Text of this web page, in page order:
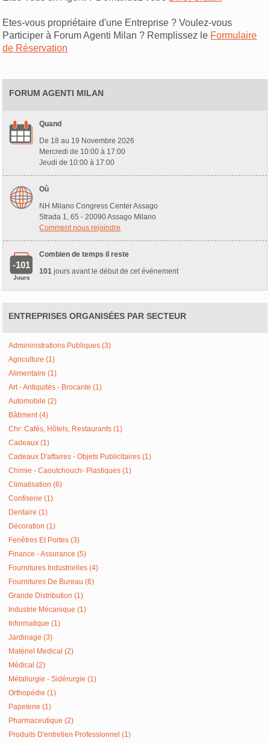
Etes-vous propriétaire d'une Entreprise ? Voulez-vous
Participer à Forum Agenti Milan ? Remplissez le Formulaire
de Réservation
FORUM AGENTI MILAN
Quand
De 18 au 19 Novembre 2026
Mercredi de 10:00 à 17:00
Jeudi de 10:00 à 17:00
Où
NH Milano Congress Center Assago
Strada 1, 65 - 20090 Assago Milano
Comment nous rejoindre
-101
Jours
Combien de temps il reste
101 jours avant le début de cet événement
ENTREPRISES ORGANISÉES PAR SECTEUR
Admininistrations Publiques (3)
Agriculture (1)
Alimentaire (1)
Art - Antiquités - Brocante (1)
Automobile (2)
Bâtiment (4)
Chr: Cafés, Hôtels, Restaurants (1)
Cadeaux (1)
Cadeaux D'affaires - Objets Publicitaires (1)
Chimie - Caoutchouch- Plastiques (1)
Climatisation (6)
Confiserie (1)
Dentaire (1)
Décoration (1)
Fenêtres Et Portes (3)
Finance - Assurance (5)
Fournitures Industrielles (4)
Fournitures De Bureau (6)
Grande Distribution (1)
Industrie Mécanique (1)
Informatique (1)
Jardinage (3)
Matériel Medical (2)
Médical (2)
Métallurgie - Sidérurgie (1)
Orthopédie (1)
Papeterie (1)
Pharmaceutique (2)
Produits D'entretien Professionnel (1)